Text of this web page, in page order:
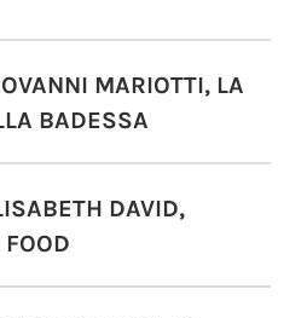
MARIOTTI, LA
BADESSA
DAVID,